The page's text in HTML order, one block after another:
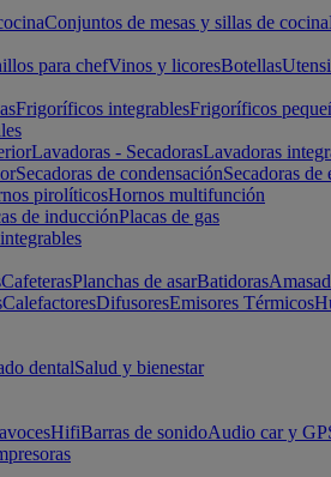
Conjuntos de mesas y sillas de cocina
para chefVinos y licoresBotellas
Frigoríficos integrablesFrigoríficos
Lavadoras - SecadorasLavadoras
Secadoras de condensaciónSecadoras de
pirolíticosHornos multifunción
de inducciónPlacas de gas
CafeterasPlanchas de asarBatidoras
CalefactoresDifusoresEmisores Térmicos
dentalSalud y bienestar
HifiBarras de sonidoAudio car y